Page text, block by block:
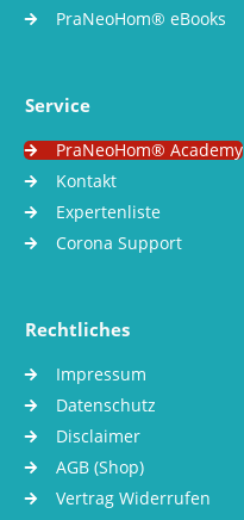
PraNeoHom® eBooks
Service
PraNeoHom® Academy
Kontakt
Expertenliste
Corona Support
Rechtliches
Impressum
Datenschutz
Disclaimer
AGB (Shop)
Vertrag Widerrufen